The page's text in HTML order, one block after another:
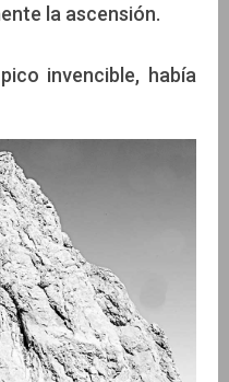
la ascensión.
invencible, había